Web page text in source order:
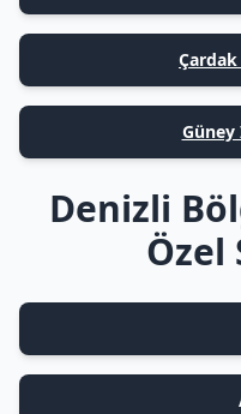
Güney
Denizli
Özel